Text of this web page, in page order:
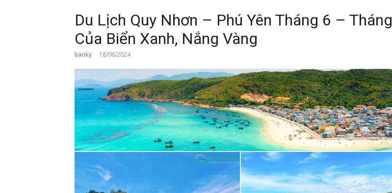
Du Lịch Quy Nhơn – Phú Yên Tháng 6 – Tháng
Của Biển Xanh, Nắng Vàng
baoky 18/06/2024